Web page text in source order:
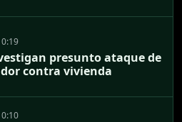
presunto ataque de
contra vivienda